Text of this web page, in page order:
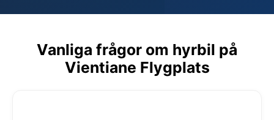
Vanliga frågor om hyrbil på
Vientiane Flygplats